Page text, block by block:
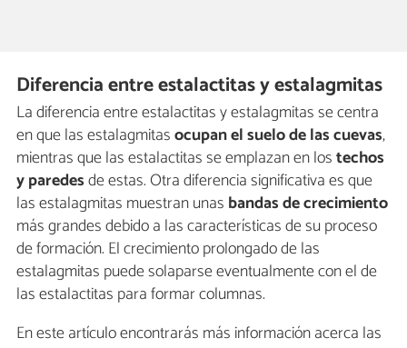
Diferencia entre estalactitas y estalagmitas
La diferencia entre estalactitas y estalagmitas se centra
en que las estalagmitasocupan el suelo de las cuevas,
mientras que las estalactitas se emplazan en lostechos
y paredesde estas. Otra diferencia significativa es que
las estalagmitas muestran unas bandas de crecimiento
más grandes debido a las características de su proceso
de formación. El crecimiento prolongado de las
estalagmitas puede solaparse eventualmente con el de
las estalactitas para formar columnas.
En este artículo encontrarás más información acerca las